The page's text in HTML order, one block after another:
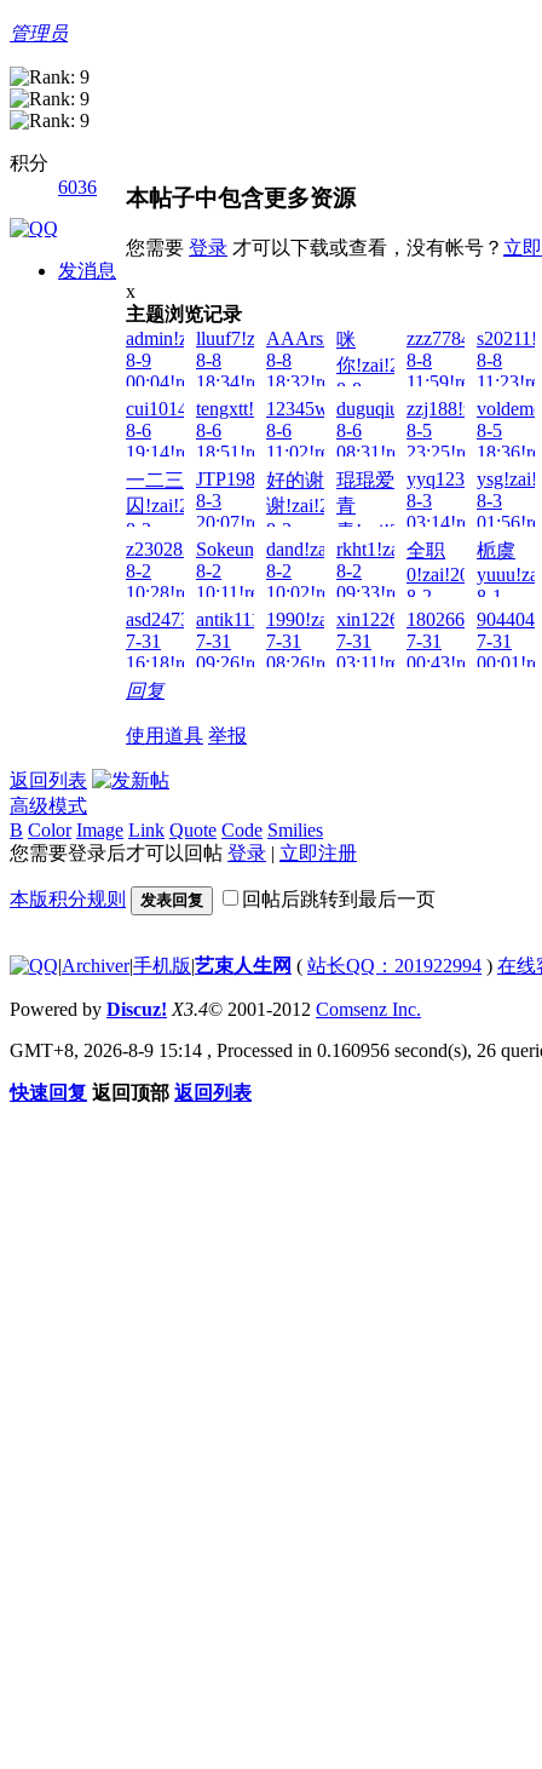
管理员
积分
6036
发消息
本帖子中包含更多资源
您需要 登录 才可以下载或查看，没有帐号？ 立
x
主题浏览记录
admin!zai!2026-
8-9
00:04!read!
lluuf7!zai!2026-
8-8
18:34!read!
AAArsmls!zai!2026-
8-8
18:32!read!
咪
你!zai!2026-
8-8
13:19!read!
8-8
11:59!read!
8-8
cui1014378065!zai!2026-
8-6
19:14!read!
tengxtt!zai!2026-
8-6
18:51!read!
12345wto!zai!2026-
8-6
11:02!read!
duguqiuse1!zai!2026-
8-6
08:31!read!
zzj188!zai!2026-
8-5
23:25!read!
8-5
一二三
囚!zai!2026-
8-3
22:54!read!
JTP1980!zai!2026-
8-3
20:07!read!
好的谢
谢!zai!2026-
8-3
13:39!read!
琨琨爱
青
青!zai!2026-
8-3
05:15!read!
yyq123!zai!2026-
8-3
03:14!read!
8-3
z230283!zai!2026-
8-2
10:28!read!
Sokeung00!zai!2026-
8-2
10:11!read!
dand!zai!2026-
8-2
10:02!read!
rkht1!zai!2026-
8-2
09:33!read!
全职
0!zai!2026-
8-2
08:47!read!
栀虞
8-1
asd247387010!zai!2026-
7-31
16:18!read!
antik1111!zai!2026-
7-31
09:26!read!
1990!zai!2026-
7-31
08:26!read!
xin122698!zai!2026-
7-31
03:11!read!
7-31
00:43!read!
7-31
回复
使用道具 举报
返回列表
高级模式
B Color Image Link Quote Code Smilies
您需要登录后才可以回帖 登录 | 立即注册
本版积分规则 发表回复 回帖后跳转到最后一页
|Archiver|手机版|艺束人生网 ( 站长QQ：201922994 ) 在线
Powered by Discuz! X3.4© 2001-2012 Comsenz Inc.
GMT+8, 2026-8-9 15:14 , Processed in 0.160956 second(s), 26
快速回复 返回顶部 返回列表